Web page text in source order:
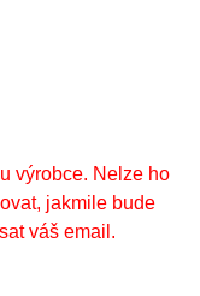
výrobce. Nelze ho
jakmile bude
váš email.